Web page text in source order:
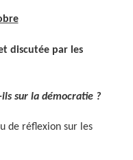
discutée par les
sur la démocratie ?
de réflexion sur les